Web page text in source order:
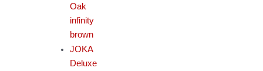
Oak
infinity
brown
JOKA
Deluxe